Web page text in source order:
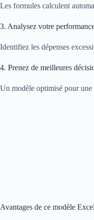
Les formules calculent
3. Analysez votre
Identifiez les dépenses
4. Prenez de meilleures
Un modèle optimisé pour
Avantages de ce modèle Excel